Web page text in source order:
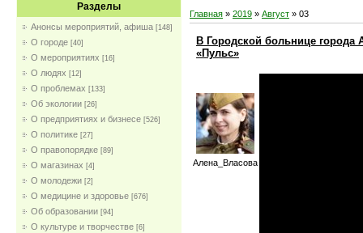
Разделы
Анонсы мероприятий, афиша [148]
О городе [40]
О мероприятиях [16]
О людях [12]
О проблемах [133]
Об экологии [26]
О предприятиях и бизнесе [526]
О политике [27]
О правопорядке [89]
О магазинах [4]
О молодежи [2]
О медицине и здоровье [676]
Об образовании [94]
О культуре и творчестве [6]
Главная » 2019 » Август » 03
В Городской больнице города
«Пульс»
Алена_Власова